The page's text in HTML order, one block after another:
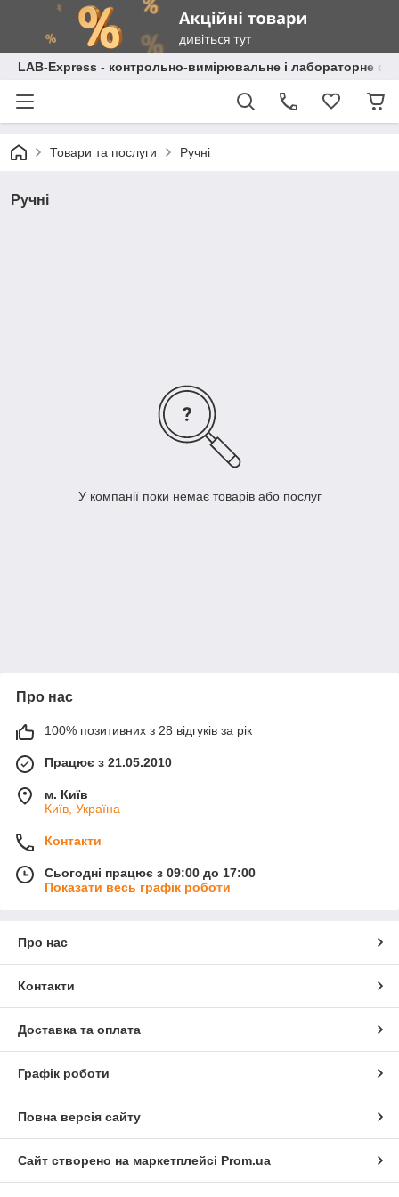
LAB-Express - контрольно-вимірювальне і лабораторне
Товари та послуги Ручні
Ручні
У компанії поки немає товарів або послуг
Про нас
100% позитивних з 28 відгуків за рік
Працює з 21.05.2010
м. Київ
Київ, Україна
Контакти
Сьогодні працює з 09:00 до 17:00
Показати весь графік роботи
Про нас
Контакти
Доставка та оплата
Графік роботи
Повна версія сайту
Сайт створено на маркетплейсі Prom.ua